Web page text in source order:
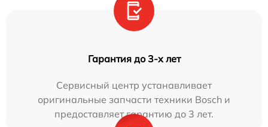
Гарантия до 3-х лет
Сервисный центр устанавливает
оригинальные запчасти техники Bosch и
предоставляет гарантию до 3 лет.